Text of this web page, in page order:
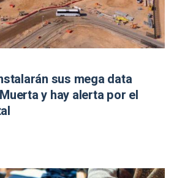
sus mega data
y hay alerta por el